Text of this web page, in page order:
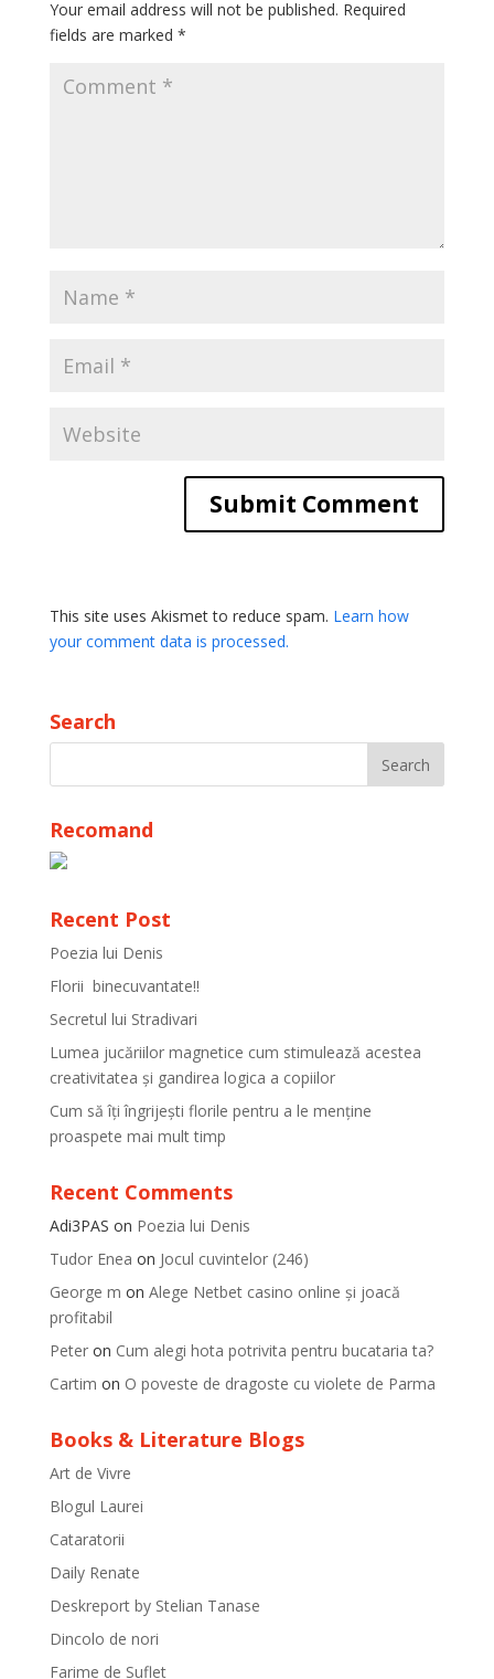
Your email address will not be published. Required
fields are marked *
This site uses Akismet to reduce spam. Learn how
your comment data is processed.
Search
Recomand
Recent Post
Poezia lui Denis
Florii binecuvantate!!
Secretul lui Stradivari
Lumea jucăriilor magnetice cum stimulează acestea
creativitatea și gandirea logica a copiilor
Cum să îți îngrijești florile pentru a le menține
proaspete mai mult timp
Recent Comments
Adi3PAS on Poezia lui Denis
Tudor Enea on Jocul cuvintelor (246)
George m on Alege Netbet casino online și joacă
profitabil
Peteron Cum alegi hota potrivita pentru bucataria ta?
Cartim on O poveste de dragoste cu violete de Parma
Books & Literature Blogs
Art de Vivre
Blogul Laurei
Cataratorii
Daily Renate
Deskreport by Stelian Tanase
Dincolo de nori
Farime de Suflet